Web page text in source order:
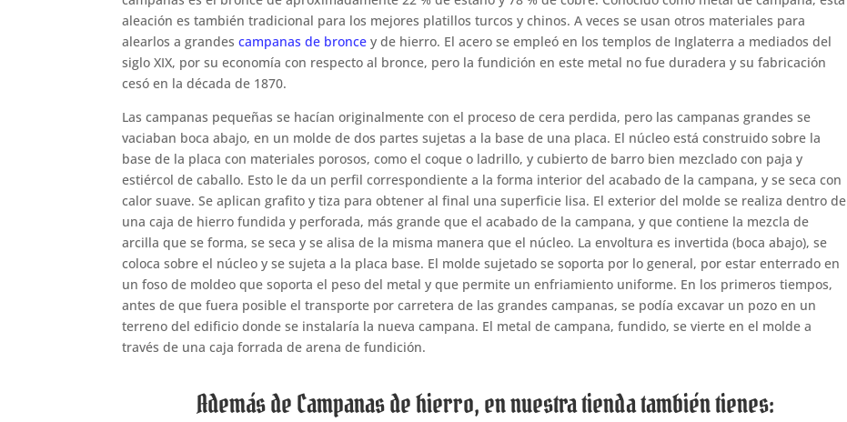
aleación es también tradicional para los mejores platillos turcos y chinos. A veces se usan otros materiales para
alearlos a grandescampanas de bronce y de hierro. El acero se empleó en los templos de Inglaterra a mediados del
siglo XIX, por su economía con respecto al bronce, pero la fundición en este metal no fue duradera y su fabricación
cesó en la década de 1870.
Las campanas pequeñas se hacían originalmente con el proceso de cera perdida, pero las campanas grandes se
vaciaban boca abajo, en un molde de dos partes sujetas a la base de una placa. El núcleo está construido sobre la
base de la placa con materiales porosos, como el coque o ladrillo, y cubierto de barro bien mezclado con paja y
estiércol de caballo. Esto le da un perfil correspondiente a la forma interior del acabado de la campana, y se seca con
calor suave. Se aplican grafito y tiza para obtener al final una superficie lisa. El exterior del molde se realiza dentro de
una caja de hierro fundida y perforada, más grande que el acabado de la campana, y que contiene la mezcla de
arcilla que se forma, se seca y se alisa de la misma manera que el núcleo. La envoltura es invertida (boca abajo), se
coloca sobre el núcleo y se sujeta a la placa base. El molde sujetado se soporta por lo general, por estar enterrado en
un foso de moldeo que soporta el peso del metal y que permite un enfriamiento uniforme. En los primeros tiempos,
antes de que fuera posible el transporte por carretera de las grandes campanas, se podía excavar un pozo en un
terreno del edificio donde se instalaría la nueva campana. El metal de campana, fundido, se vierte en el molde a
través de una caja forrada de arena de fundición.
Además de Campanas de hierro, en nuestra tienda también tienes: